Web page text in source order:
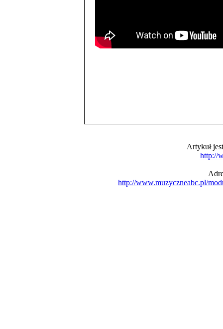
Artykuł
http://
http://www.muzyczneabc.pl/